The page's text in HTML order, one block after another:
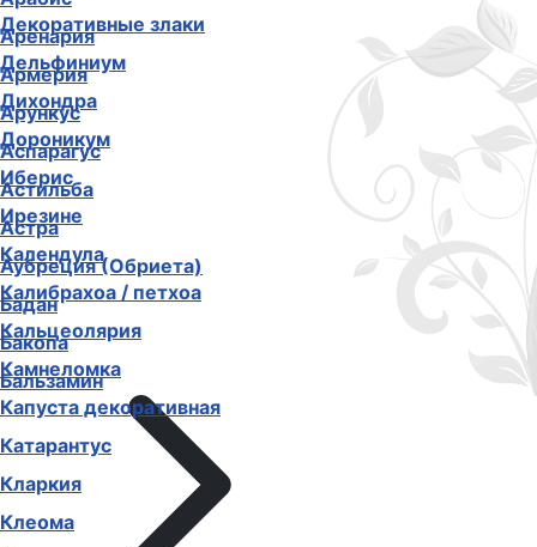
Аренария
Армерия
Арункус
Аспарагус
Астильба
Астра
Аубреция (Обриета)
Бадан
Бакопа
Бальзамин
Декоративные злаки
Дельфиниум
Дихондра
Дороникум
Иберис
Ирезине
Календула
Калибрахоа / петхоа
Кальцеолярия
Камнеломка
Капуста декоративная
Катарантус
Кларкия
Клеома